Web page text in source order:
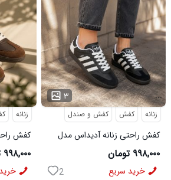
...
زنانه
کفش
سامبا
۹۹۸,۰۰۰ تومان
۳ ...
زنانه کفش کفش و صندل
کفش راحتی زنانه آدیداس مدل
سامبا مشکی
۹۹۸,۰۰۰ تومان
خرید سریع 2